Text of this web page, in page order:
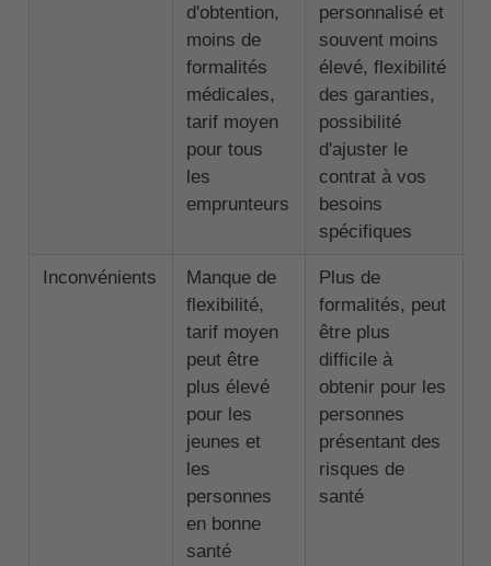
d'obtention,
moins de
formalités
médicales,
tarif moyen
pour tous
les
emprunteurs
personnalisé et
souvent moins
élevé, flexibilité
des garanties,
possibilité
d'ajuster le
contrat à vos
besoins
spécifiques
Inconvénients
Manque de
flexibilité,
tarif moyen
peut être
plus élevé
pour les
jeunes et
les
personnes
en bonne
santé
Plus de
formalités, peut
être plus
difficile à
obtenir pour les
personnes
présentant des
risques de
santé